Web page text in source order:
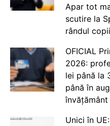
Apar tot
scutire la
rândul
OFICIAL
2026:
lei până la
până în
învățământ
Unici în